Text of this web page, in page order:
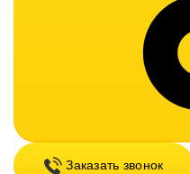
Заказать звонок